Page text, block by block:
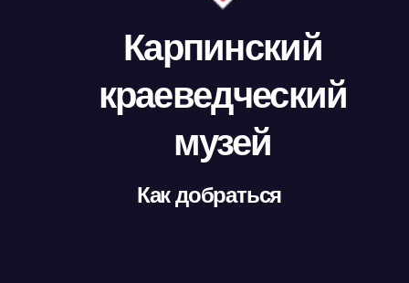
Карпинский
краеведческий
музей
Как добраться